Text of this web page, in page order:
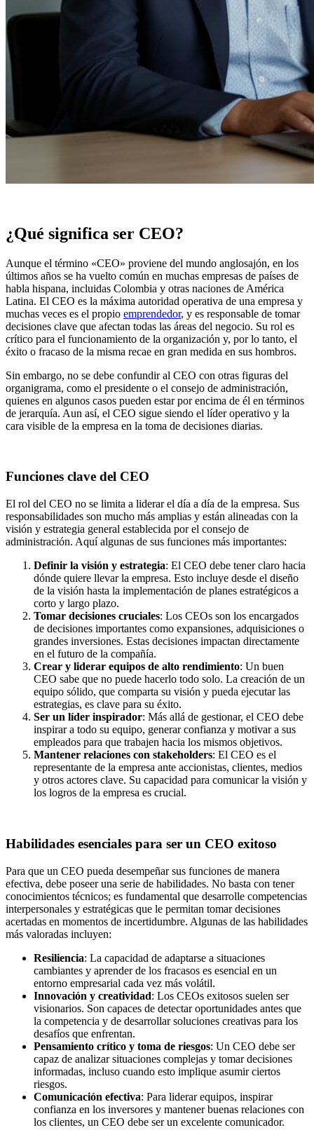
¿Qué significa ser CEO?
Aunque el término «CEO» proviene del mundo anglosajón, en los
últimos años se ha vuelto común en muchas empresas de países de
habla hispana, incluidas Colombia y otras naciones de América
Latina. El CEO es la máxima autoridad operativa de una empresa y
muchas veces es el propio emprendedor, y es responsable de tomar
decisiones clave que afectan todas las áreas del negocio. Su rol es
crítico para el funcionamiento de la organización y, por lo tanto, el
éxito o fracaso de la misma recae en gran medida en sus hombros.
Sin embargo, no se debe confundir al CEO con otras figuras del
organigrama, como el presidente o el consejo de administración,
quienes en algunos casos pueden estar por encima de él en términos
de jerarquía. Aun así, el CEO sigue siendo el líder operativo y la
cara visible de la empresa en la toma de decisiones diarias.
Funciones clave del CEO
El rol del CEO no se limita a liderar el día a día de la empresa. Sus
responsabilidades son mucho más amplias y están alineadas con la
visión y estrategia general establecida por el consejo de
administración. Aquí algunas de sus funciones más importantes:
Definir la visión y estrategia: El CEO debe tener claro hacia
dónde quiere llevar la empresa. Esto incluye desde el diseño
de la visión hasta la implementación de planes estratégicos a
corto y largo plazo.
Tomar decisiones cruciales: Los CEOs son los encargados
de decisiones importantes como expansiones, adquisiciones o
grandes inversiones. Estas decisiones impactan directamente
en el futuro de la compañía.
Crear y liderar equipos de alto rendimiento: Un buen
CEO sabe que no puede hacerlo todo solo. La creación de un
equipo sólido, que comparta su visión y pueda ejecutar las
estrategias, es clave para su éxito.
Ser un líder inspirador: Más allá de gestionar, el CEO debe
inspirar a todo su equipo, generar confianza y motivar a sus
empleados para que trabajen hacia los mismos objetivos.
Mantener relaciones con stakeholders: El CEO es el
representante de la empresa ante accionistas, clientes, medios
y otros actores clave. Su capacidad para comunicar la visión y
los logros de la empresa es crucial.
Habilidades esenciales para ser un CEO exitoso
Para que un CEO pueda desempeñar sus funciones de manera
efectiva, debe poseer una serie de habilidades. No basta con tener
conocimientos técnicos; es fundamental que desarrolle competencias
interpersonales y estratégicas que le permitan tomar decisiones
acertadas en momentos de incertidumbre. Algunas de las habilidades
más valoradas incluyen:
Resiliencia: La capacidad de adaptarse a situaciones
cambiantes y aprender de los fracasos es esencial en un
entorno empresarial cada vez más volátil.
Innovación y creatividad: Los CEOs exitosos suelen ser
visionarios. Son capaces de detectar oportunidades antes que
la competencia y de desarrollar soluciones creativas para los
desafíos que enfrentan.
Pensamiento crítico y toma de riesgos: Un CEO debe ser
capaz de analizar situaciones complejas y tomar decisiones
informadas, incluso cuando esto implique asumir ciertos
riesgos.
Comunicación efectiva: Para liderar equipos, inspirar
confianza en los inversores y mantener buenas relaciones con
los clientes, un CEO debe ser un excelente comunicador.